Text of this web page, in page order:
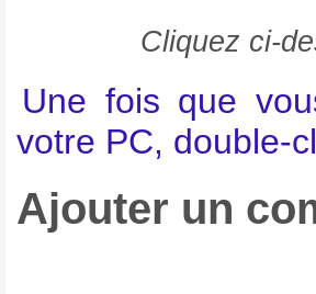
Cliquez ci-
Une fois que
votre PC, double-
Ajouter un